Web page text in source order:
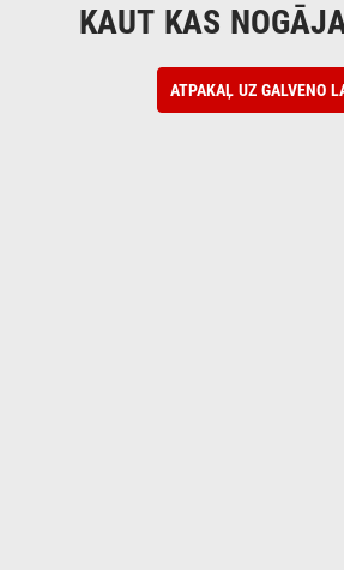
KAUT KAS
ATPAKAĻ UZ GALVENO